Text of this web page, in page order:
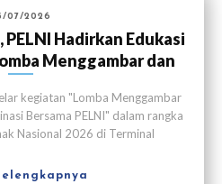
07/2026
Hadirkan Edukasi
Menggambar dan
kegiatan "Lomba Menggambar
Bersama PELNI" dalam rangka
Nasional 2026 di Terminal
(25/7).